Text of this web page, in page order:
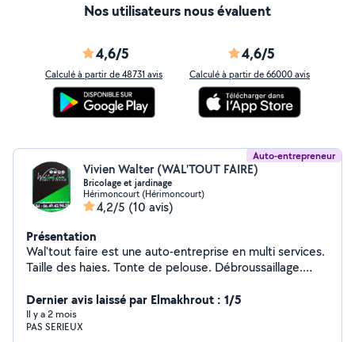
Nos utilisateurs nous évaluent
4,6/5
Calculé à partir de 48731 avis
4,6/5
Calculé à partir de 66000 avis
Auto-entrepreneur
Vivien Walter (WAL'TOUT FAIRE)
Bricolage et jardinage
Hérimoncourt (Hérimoncourt)
4,2/5 (10 avis)
Présentation
Wal'tout faire est une auto-entreprise en multi services.
Taille des haies. Tonte de pelouse. Débroussaillage.
Transport déchèterie. Vide garages, granges, caves et
autres. Récupération de métaux en tout genres.
Dernier avis laissé par Elmakhrout : 1/5
Il y a 2 mois
PAS SERIEUX